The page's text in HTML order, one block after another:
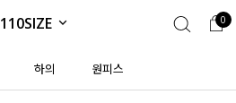
0
110SIZE 0
하의 원피스